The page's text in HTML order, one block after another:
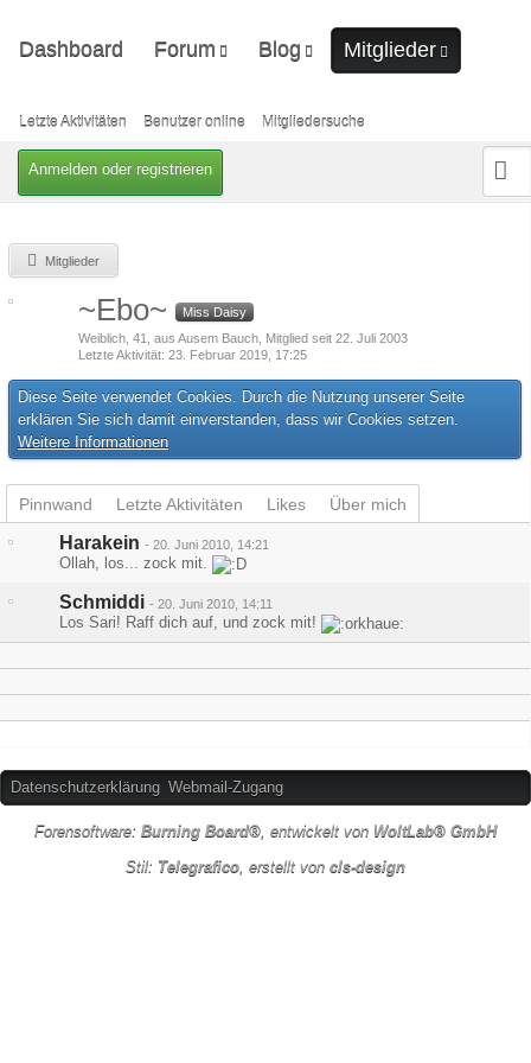
Anmelden oder registrieren
Dashboard Forum Blog Mitglieder
Benutzer online
Letzte Aktivitäten Benutzer online Mitgliedersuche
Mitglieder
~Ebo~
Miss Daisy
Weiblich 41 aus Ausem Bauch Mitglied seit 22. Juli 2003
Letzte Aktivität 23. Februar 2019, 17:25
Diese Seite verwendet Cookies. Durch die Nutzung unserer Seite
erklären Sie sich damit einverstanden, dass wir Cookies setzen.
Weitere Informationen
Pinnwand Letzte Aktivitäten Likes Über mich
Harakein - 20. Juni 2010, 14:21
Ollah, los... zock mit.
Schmiddi - 20. Juni 2010, 14:11
Los Sari! Raff dich auf, und zock mit!
Datenschutzerklärung Webmail-Zugang
Forensoftware: Burning Board®, entwickelt von WoltLab® GmbH
Stil: Telegrafico, erstellt von cls-design